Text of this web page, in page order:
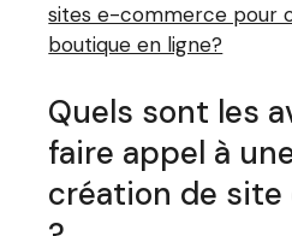
sites e-commerce pour
boutique en ligne?
Quels sont les
faire appel à
création de